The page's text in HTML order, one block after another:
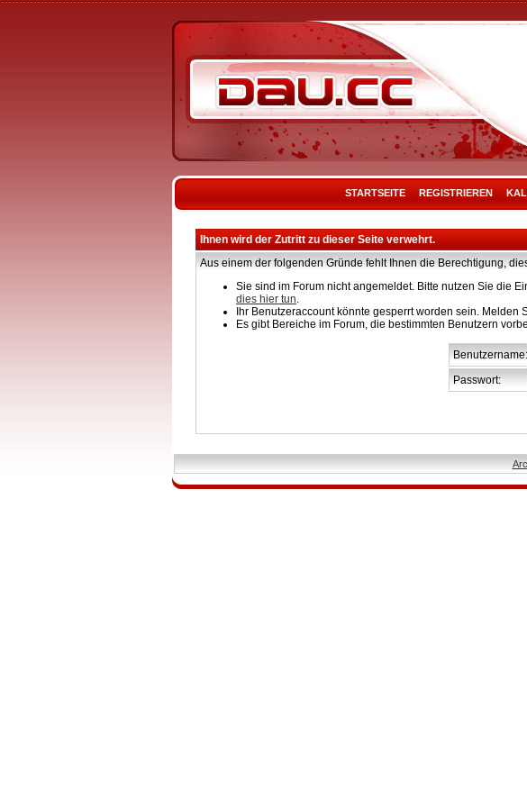
STARTSEITE REGISTRIEREN
Ihnen wird der Zutritt zu dieser Seite verwehrt.
Aus einem der folgenden Gründe fehlt Ihnen die Berechtigung,
Sie sind im Forum nicht angemeldet. Bitte nutzen Sie die
dies hier tun.
Ihr Benutzeraccount könnte gesperrt worden sein.
Es gibt Bereiche im Forum, die bestimmten Benutzern
Benutzername:
Passwort: